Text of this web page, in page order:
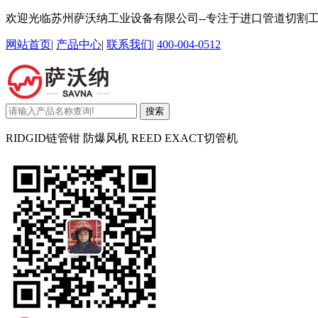
欢迎光临苏州萨沃纳工业设备有限公司--专注于进口管道切割
网站首页| 产品中心| 联系我们| 400-004-0512
搜索
RIDGID链管钳 防爆风机 REED EXACT切管机